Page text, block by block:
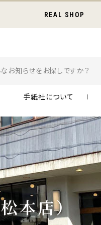
REAL SHOP
手紙社について
本店）